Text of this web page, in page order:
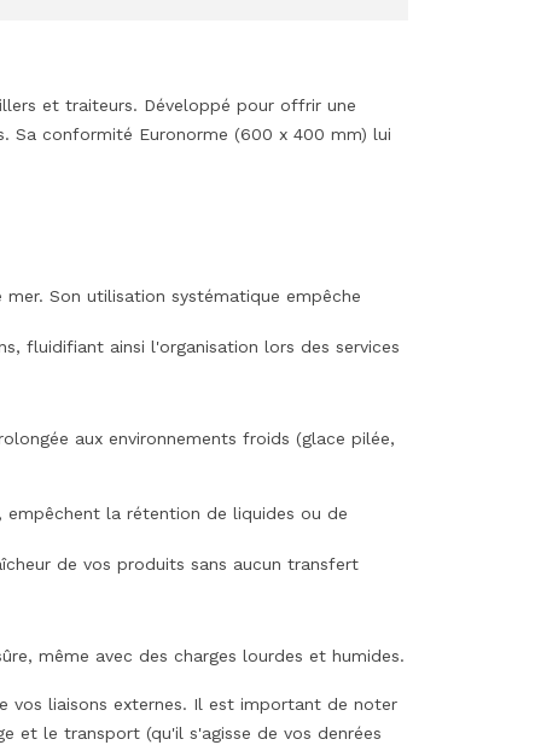
et traiteurs. Développé pour offrir une
Sa conformité Euronorme (600 x 400 mm) lui
Son utilisation systématique empêche
fluidifiant ainsi l'organisation lors des services
aux environnements froids (glace pilée,
empêchent la rétention de liquides ou de
de vos produits sans aucun transfert
même avec des charges lourdes et humides.
vos liaisons externes. Il est important de noter
et le transport (qu'il s'agisse de vos denrées